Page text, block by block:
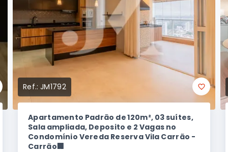
Ref.:JM1792
Apartamento Padrão de 120m², 03 suítes,
Sala ampliada, Deposito e 2 Vagas no
Condomínio Vereda Reserva Vila Carrão -
Carrão🏢